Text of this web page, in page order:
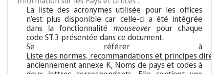
La liste des acronymes utilisée pour les offices
n’est plus disponible car celle-ci a été intégrée
dans la fonctionnalité mouseoverpour chaque
code ST.3 présentée dans ce document.
Se référer à
Liste des normes, recommandations et principes
anciennement annexe K, Noms de pays et codes à